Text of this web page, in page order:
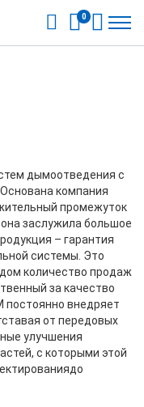
0
дымоотведения с
компания
промежуток
заслужила большое
– гарантия
системы. Это
количество продаж
за качество
постоянно внедряет
от передовых
улучшения
с которыми этой